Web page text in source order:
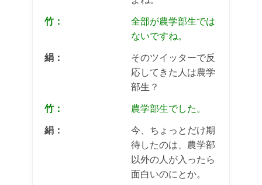
竹：
全部が農学部生では
ないですね。
絹：
そのツイッターで反
応してきた人は農学
部生？
竹： 農学部生でした。
絹：
今、ちょっとだけ期
待したのは、農学部
以外の人が入ったら
面白いのにとか。